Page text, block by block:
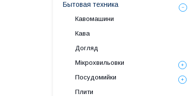
Бытовая техника
Кавомашини
Кава
Догляд
Мікрохвильовки
Посудомийки
Плити